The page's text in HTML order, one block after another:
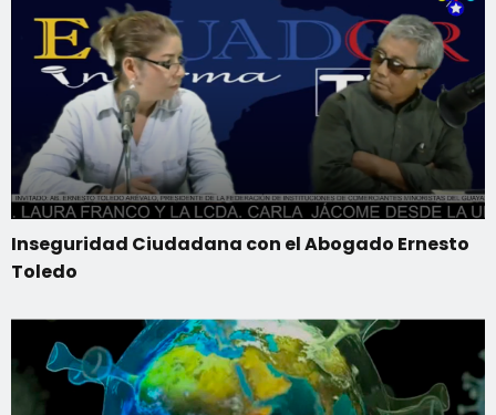
Inseguridad Ciudadana con el Abogado Ernesto
Toledo